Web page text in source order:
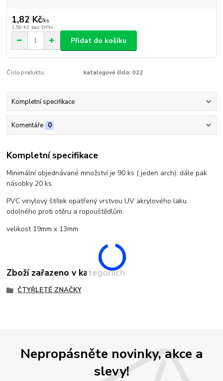
1,82 Kč/ks
1,50 Kč bez DPH
Přidat do košíku
Číslo produktu: katalogové číslo: 022
Kompletní specifikace
Komentáře 0
Kompletní specifikace
Minimální objednávané množství je 90 ks ( jeden arch). dále pak
násobky 20 ks.
PVC vinylový štítek opatřený vrstvou UV akrylového laku
odolného proti otěru a ropouštědlům.
velikost 19mm x 13mm
Zboží zařazeno v kategoriích
ČTYŘLETÉ ZNAČKY
Nepropásněte novinky, akce a
slevy!